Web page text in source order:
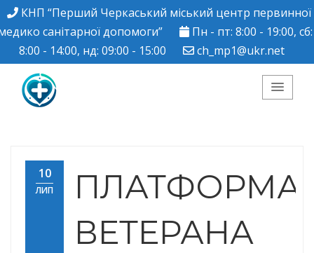
КНП “Перший Черкаський міський центр первинної
санітарної допомоги”
Пн - пт: 8:00 - 19:00, сб:
8:00 - 14:00, нд: 09:00 - 15:00
ch_mp1@ukr.net
Черкаський міський
центр ПМСД"
10
ЛИП
ПЛАТФОРМА
ВЕТЕРАНА